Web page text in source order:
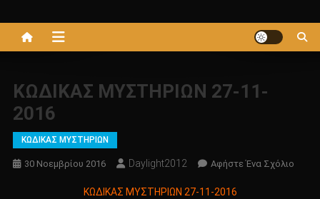
ΚΩΔΙΚΑΣ ΜΥΣΤΗΡΙΩΝ 27-11-
2016
ΚΩΔΙΚΑΣ ΜΥΣΤΗΡΙΩΝ
30 Νοεμβρίου 2016 Daylight2012 Αφήστε Ένα ΣχόλιοΓια
ΚΩΔΙΚΑΣ ΜΥΣΤΗΡΙΩΝ 27-11-2016